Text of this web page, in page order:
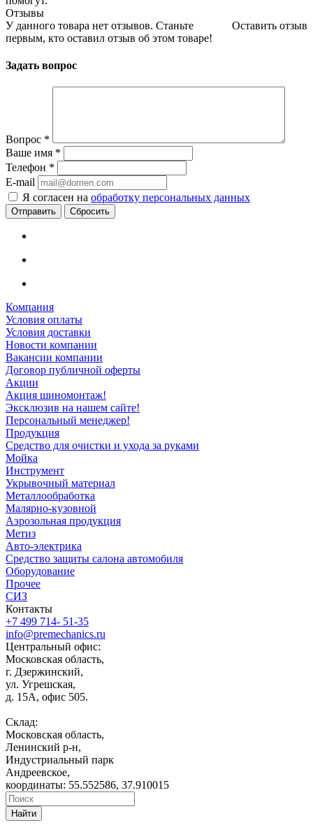
Отзывы
Оставить отзыв
У данного товара нет отзывов. Станьте
первым, кто оставил отзыв об этом товаре!
Задать вопрос
Вопрос *
Ваше имя *
Телефон *
E-mail
Я согласен на обработку персональных данных
Сбросить
Компания
Условия оплаты
Условия доставки
Новости компании
Вакансии компании
Договор публичной оферты
Акции
Акция шиномонтаж!
Эксклюзив на нашем сайте!
Персональный менеджер!
Продукция
Средство для очистки и ухода за руками
Мойка
Инструмент
Укрывочный материал
Металлообработка
Малярно-кузовной
Аэрозольная продукция
Метиз
Авто-электрика
Средство защиты салона автомобиля
Оборудование
Прочее
СИЗ
Контакты
+7 499 714- 51-35
info@premechanics.ru
Центральный офис:
Московская область,
г. Дзержинский,
ул. Угрешская,
д. 15А, офис 505.
Склад:
Московская область,
Ленинский р-н,
Индустриальный парк
Андреевское,
координаты: 55.552586, 37.910015
Найти